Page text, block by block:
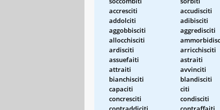
accresciti
accudisciti
addolciti
adibisciti
aggobbisciti
aggredisciti
allocchisciti
ardisciti
arricchisciti
assuefaiti
astraiti
attraiti
avvinciti
bianchisciti
blandisciti
capaciti
citi
concresciti
condisciti